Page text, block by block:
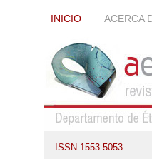
INICIO ACERCA
ISSN 1553-5053